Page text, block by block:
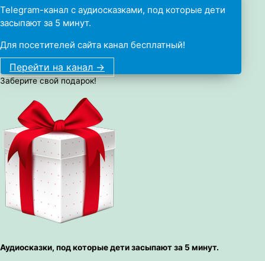
Telegram-канал с аудиосказками, под которые дети
засыпают за 5 минут.
Для посетителей сайта канал бесплатный!
Перейти на канал ->
Заберите свой подарок!
Аудиосказки, под которые дети засыпают за 5 минут.